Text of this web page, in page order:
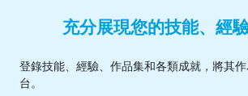
充分展現您的技能、經
登錄技能、經驗、作品集和各類成就，將其
台。